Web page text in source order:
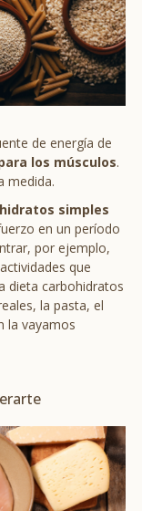
de energía de
los músculos.
medida.
simples
en un período
por ejemplo,
que
dieta carbohidratos
la pasta, el
la vayamos